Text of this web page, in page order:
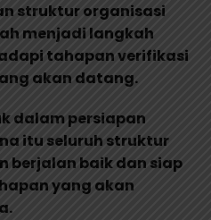
struktur organisasi
menjadi langkah
tahapan verifikasi
akan datang.
dalam persiapan
itu seluruh struktur
berjalan baik dan siap
yang akan